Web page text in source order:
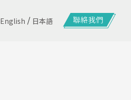
English / 日本語